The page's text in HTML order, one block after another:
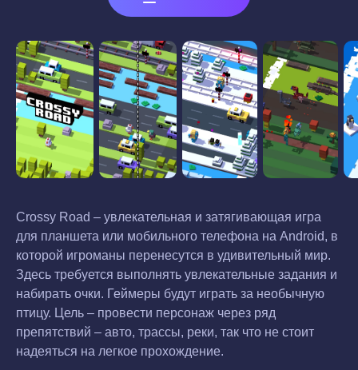
Crossy Road – увлекательная и затягивающая игра
для планшета или мобильного телефона на Android, в
которой игроманы перенесутся в удивительный мир.
Здесь требуется выполнять увлекательные задания и
набирать очки. Геймеры будут играть за необычную
птицу. Цель – провести персонаж через ряд
препятствий – авто, трассы, реки, так что не стоит
надеяться на легкое прохождение.